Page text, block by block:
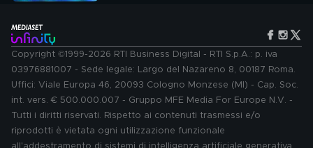
Copyright ©1999-2026 RTI Business Digital - RTI S.p.A.: p. iva
03976881007 - Sede legale: Largo del Nazareno 8, 00187 Roma.
Uffici: Viale Europa 46, 20093 Cologno Monzese (MI) - Cap. Soc.
int. vers. € 500.000.007 - Gruppo MFE Media For Europe N.V. -
Tutti i diritti riservati. Rispetto ai contenuti trasmessi e/o
riprodotti è vietata ogni utilizzazione funzionale